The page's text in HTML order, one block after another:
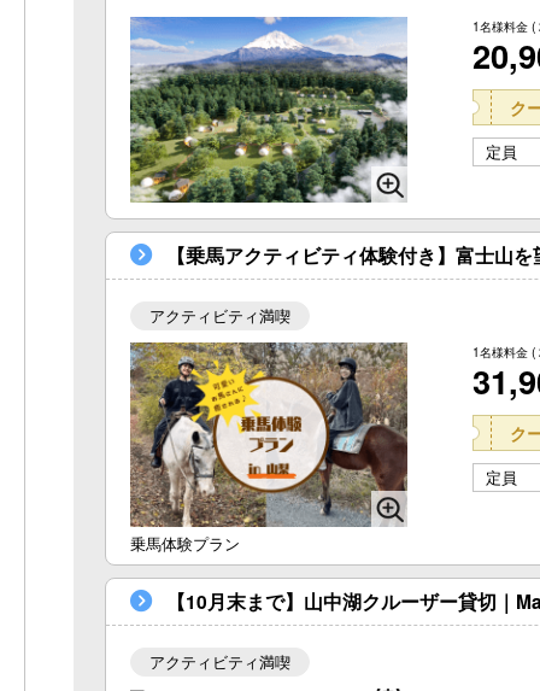
1名様料金 (
ク
定員
【乗馬アクティビティ体験付き】富士山
アクティビティ満喫
乗馬体験プラン
1名様料金 (
ク
定員
【10月末まで】山中湖クルーザー貸切｜
アクティビティ満喫